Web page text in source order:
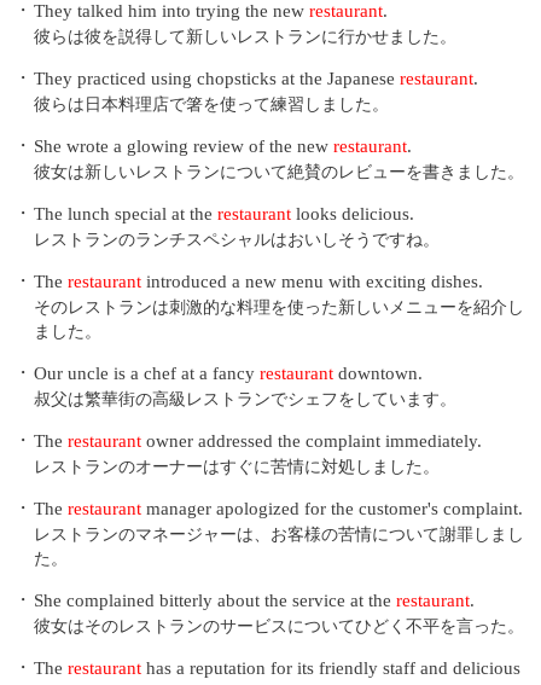
・ They talked him into trying the new restaurant.
彼らは彼を説得して新しいレストランに行かせました。
・ They practiced using chopsticks at the Japanese restaurant.
彼らは日本料理店で箸を使って練習しました。
・ She wrote a glowing review of the new restaurant.
彼女は新しいレストランについて絶賛のレビューを書きました。
・ The lunch special at the restaurant looks delicious.
レストランのランチスペシャルはおいしそうですね。
・ The restaurant introduced a new menu with exciting dishes.
そのレストランは刺激的な料理を使った新しいメニューを紹介し
ました。
・ Our uncle is a chef at a fancy restaurant downtown.
叔父は繁華街の高級レストランでシェフをしています。
・ The restaurant owner addressed the complaint immediately.
レストランのオーナーはすぐに苦情に対処しました。
・ The restaurant manager apologized for the customer's complaint.
レストランのマネージャーは、お客様の苦情について謝罪しまし
た。
・ She complained bitterly about the service at the restaurant.
彼女はそのレストランのサービスについてひどく不平を言った。
・ The restaurant has a reputation for its friendly staff and delicious